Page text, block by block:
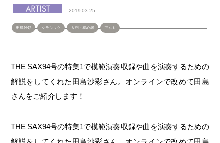
2019-03-25
田島沙彩 クラシック 入門・初心者 アルト
THE SAX94号の特集1で模範演奏収録や曲を演奏するための
解説をしてくれた田島沙彩さん。オンラインで改めて田島
さんをご紹介します！
THE SAX94号の特集1で模範演奏収録や曲を演奏するための
解説をしてくれた田島沙彩さん。オンラインで改めて田島